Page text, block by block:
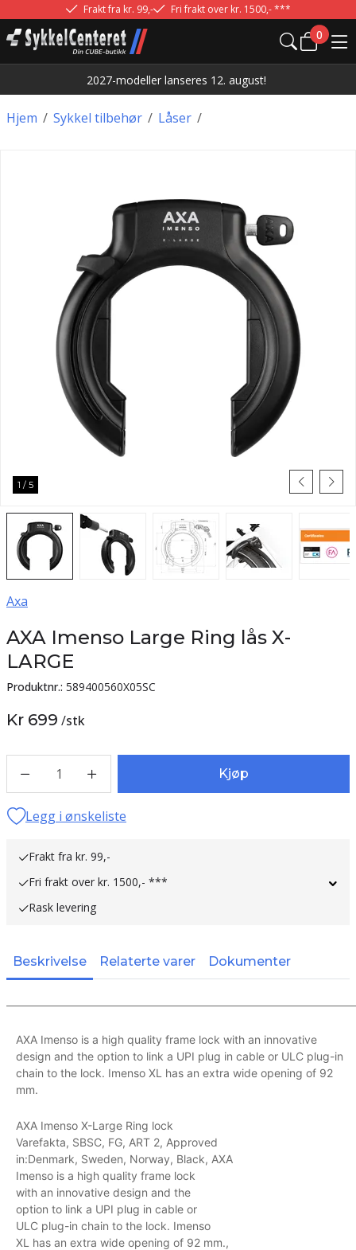
Frakt fra kr. 99,- Fri frakt over kr. 1500,- ***
0
2027-modeller lanseres 12. august!
/
Hjem /
Sykkel tilbehør /
Låser
1 / 5
Axa
AXA Imenso Large Ring lås X-
LARGE
Produktnr.: 589400560X05SC
Kr 699 /stk
1 Kjøp
Legg i ønskeliste
Frakt fra kr. 99,-
Fri frakt over kr. 1500,- ***
Rask levering
Beskrivelse Relaterte varer Dokumenter
AXA Imenso is a high quality frame lock with an innovative
design and the option to link a UPI plug in cable or ULC plug-in
chain to the lock. Imenso XL has an extra wide opening of 92
mm.
AXA Imenso X-Large Ring lock
Varefakta, SBSC, FG, ART 2, Approved
in:Denmark, Sweden, Norway, Black, AXA
Imenso is a high quality frame lock
with an innovative design and the
option to link a UPI plug in cable or
ULC plug-in chain to the lock. Imenso
XL has an extra wide opening of 92 mm.,